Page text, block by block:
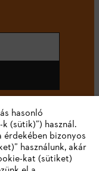
hasonló
(sütik)”) használ.
bizonyos
használunk, akár
kat (sütiket)